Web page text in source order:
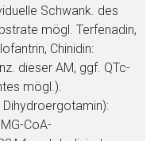
Schwank. des
mögl. Terfenadin,
Chinidin:
dieser AM, ggf. QTc-
mögl.).
CoA-